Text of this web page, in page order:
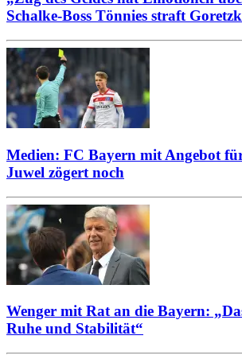
Schalke-Boss Tönnies straft
Medien: FC Bayern mit Angebot
Juwel zögert noch
Wenger mit Rat an die Bayern:
Ruhe und Stabilität“